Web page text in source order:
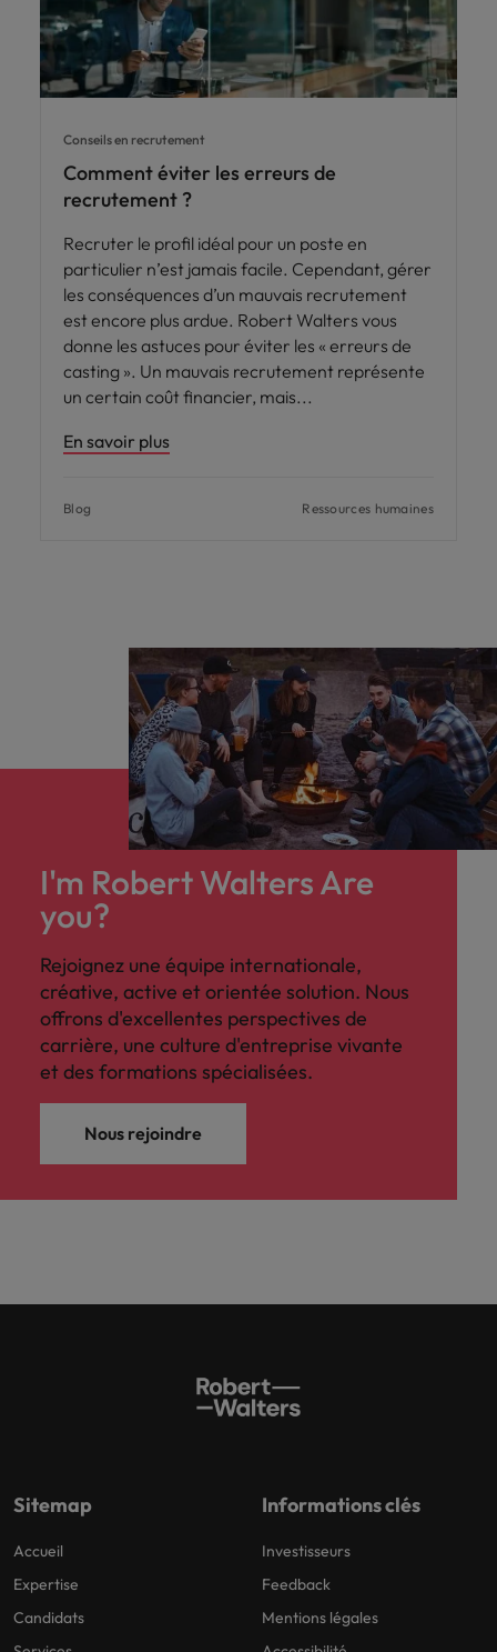
Conseils en recrutement
Comment éviter les erreurs de
recrutement ?
Recruter le profil idéal pour un poste en
particulier n’est jamais facile. Cependant, gérer
les conséquences d’un mauvais recrutement
est encore plus ardue. Robert Walters vous
donne les astuces pour éviter les « erreurs de
casting ». Un mauvais recrutement représente
un certain coût financier, mais
En savoir plus
Blog Ressources humaines
I'm Robert Walters Are
you?
Rejoignez une équipe internationale,
créative, active et orientée solution. Nous
offrons d'excellentes perspectives de
carrière, une culture d'entreprise vivante
et des formations spécialisées.
Nous rejoindre
Sitemap
Accueil
Expertise
Candidats
Informations clés
Investisseurs
Feedback
Mentions légales